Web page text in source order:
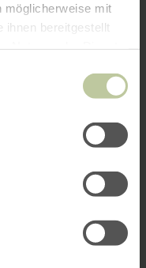
möglicherweise mit
ihnen bereitgestellt